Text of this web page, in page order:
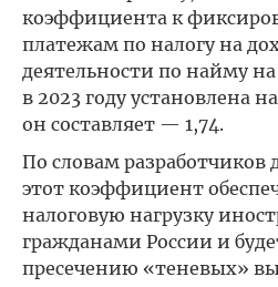
коэффициента к
платежам по налогу на
деятельности по найму
в 2023 году установлена
он составляет — 1,74.
По словам
этот коэффициент
налоговую нагрузку
гражданами России и
пресечению «теневых»